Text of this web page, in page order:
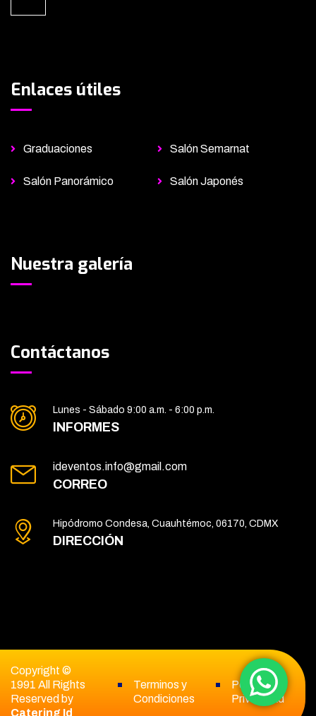
Enlaces útiles
Graduaciones Salón Semarnat
Salón Panorámico Salón Japonés
Nuestra galería
Contáctanos
Lunes - Sábado 9:00 a.m. - 6:00 p.m.
INFORMES
ideventos.info@gmail.com
CORREO
Hipódromo Condesa, Cuauhtémoc, 06170, CDMX
DIRECCIÓN
Terminos y
Condiciones
Politica de
Privacidad
Copyright ©
1991 All Rights
Reserved by
Catering Id